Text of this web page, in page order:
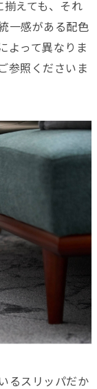
揃えても、それ
一感がある配色
よって異なりま
参照くださいま
るスリッパだか